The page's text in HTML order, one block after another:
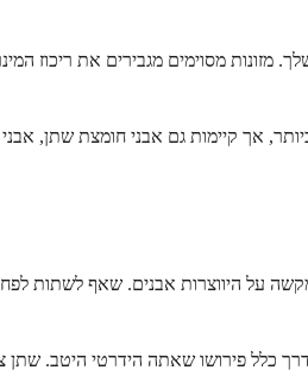
מסוימים מגבירים את ריכוז
אך קיימות גם אבני חומצת שתן,
פירושו שאתה הידרטי היטב. שתן